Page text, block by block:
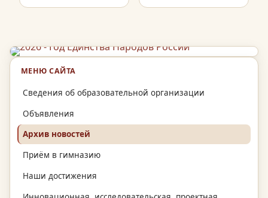
МЕНЮ САЙТА
Сведения об образовательной организации
Объявления
Архив новостей
Приём в гимназию
Наши достижения